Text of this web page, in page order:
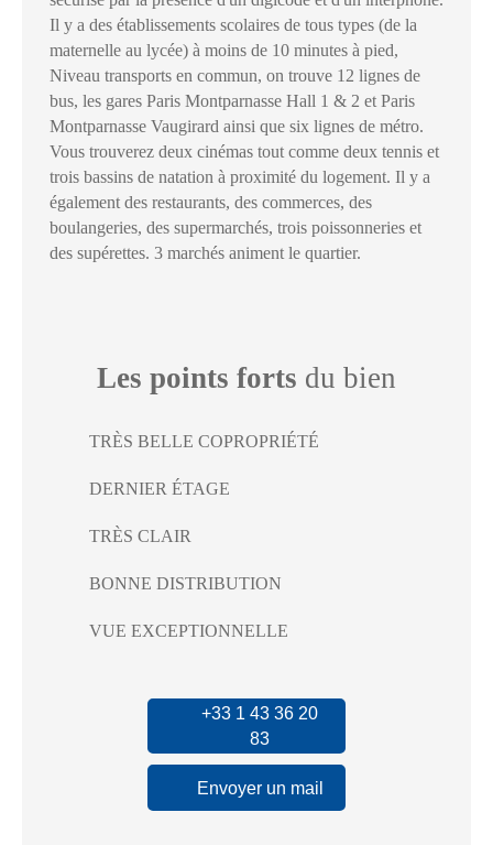
Il y a des établissements scolaires de tous types (de la
maternelle au lycée) à moins de 10 minutes à pied,
Niveau transports en commun, on trouve 12 lignes de
bus, les gares Paris Montparnasse Hall 1 & 2 et Paris
Montparnasse Vaugirard ainsi que six lignes de métro.
Vous trouverez deux cinémas tout comme deux tennis et
trois bassins de natation à proximité du logement. Il y a
également des restaurants, des commerces, des
boulangeries, des supermarchés, trois poissonneries et
des supérettes. 3 marchés animent le quartier.
Les points forts du bien
TRÈS BELLE COPROPRIÉTÉ
DERNIER ÉTAGE
TRÈS CLAIR
BONNE DISTRIBUTION
VUE EXCEPTIONNELLE
+33 1 43 36 20
83
Envoyer un mail